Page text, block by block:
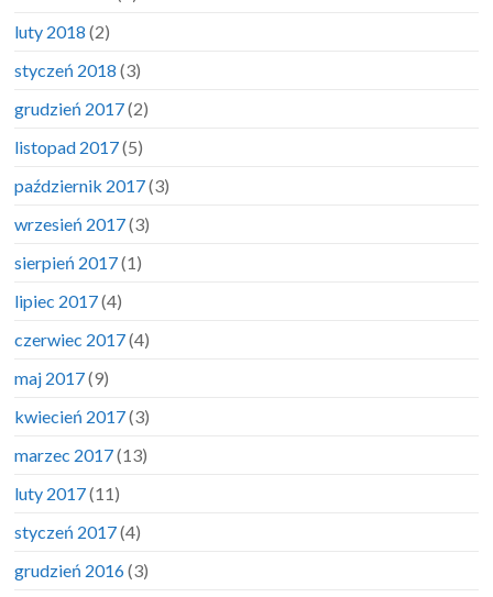
luty 2018 (2)
styczeń 2018 (3)
grudzień 2017(2)
listopad 2017(5)
październik 2017(3)
wrzesień 2017(3)
sierpień 2017(1)
lipiec 2017(4)
czerwiec 2017(4)
maj 2017(9)
kwiecień 2017(3)
marzec 2017(13)
luty 2017(11)
styczeń 2017(4)
grudzień 2016(3)